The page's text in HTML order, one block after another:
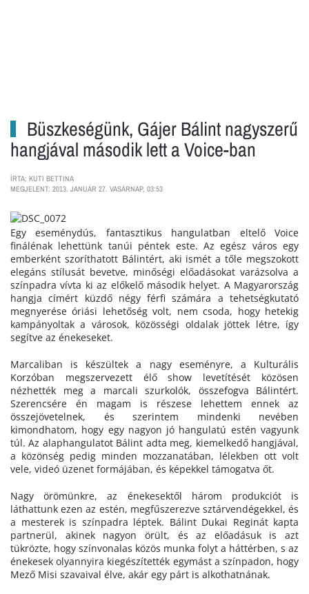
Büszkeségünk, Gájer Bálint nagyszerű
hangjával második lett a Voice-ban
ÍRTA: KUTI BETTINA
MEGJELENT: 2013. JANUÁR 27. VASÁRNAP, 03:53
Egy eseménydús, fantasztikus hangulatban eltelő Voice
finálénak lehettünk tanúi péntek este. Az egész város egy
emberként szoríthatott Bálintért, aki ismét a tőle megszokott
elegáns stílusát bevetve, minőségi előadásokat varázsolva a
színpadra vívta ki az előkelő második helyet. A Magyarország
hangja címért küzdő négy férfi számára a tehetségkutató
megnyerése óriási lehetőség volt, nem csoda, hogy hetekig
kampányoltak a városok, közösségi oldalak jöttek létre, így
segítve az énekeseket.
Marcaliban is készültek a nagy eseményre, a Kulturális
Korzóban megszervezett élő show levetítését közösen
nézhették meg a marcali szurkolók, összefogva Bálintért.
Szerencsére én magam is részese lehettem ennek az
összejövetelnek, és szerintem mindenki nevében
kimondhatom, hogy egy nagyon jó hangulatú estén vagyunk
túl. Az alaphangulatot Bálint adta meg, kiemelkedő hangjával,
a közönség pedig minden mozzanatában, lélekben ott volt
vele, videó üzenet formájában, és képekkel támogatva őt.
Nagy örömünkre, az énekesektől három produkciót is
láthattunk ezen az estén, megfűszerezve sztárvendégekkel, és
a mesterek is színpadra léptek. Bálint Dukai Reginát kapta
partnerül, akinek nagyon örült, és az előadásuk is azt
tükrözte, hogy színvonalas közös munka folyt a háttérben, s az
énekesek olyannyira kiegészítették egymást a színpadon, hogy
Mező Misi szavaival élve, akár egy párt is alkothatnának.